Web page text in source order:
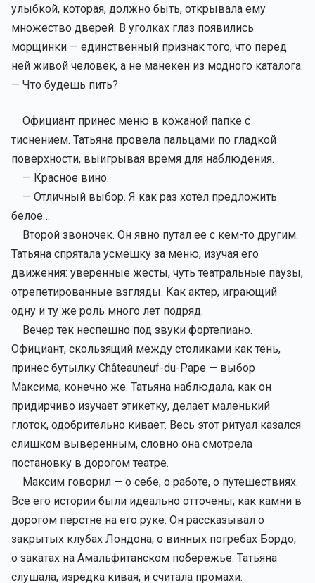
улыбкой, которая, должно быть, открывала ему
множество дверей. В уголках глаз появились
морщинки — единственный признак того, что перед
ней живой человек, а не манекен из модного каталога.
— Что будешь пить?
Официант принес меню в кожаной папке с
тиснением. Татьяна провела пальцами по гладкой
поверхности, выигрывая время для наблюдения.
— Красное вино.
— Отличный выбор. Я как раз хотел предложить
белое…
Второй звоночек. Он явно путал ее с кем-то другим.
Татьяна спрятала усмешку за меню, изучая его
движения: уверенные жесты, чуть театральные паузы,
отрепетированные взгляды. Как актер, играющий
одну и ту же роль много лет подряд.
Вечер тек неспешно под звуки фортепиано.
Официант, скользящий между столиками как тень,
принес бутылку Châteauneuf-du-Pape — выбор
Максима, конечно же. Татьяна наблюдала, как он
придирчиво изучает этикетку, делает маленький
глоток, одобрительно кивает. Весь этот ритуал казался
слишком выверенным, словно она смотрела
постановку в дорогом театре.
Максим говорил — о себе, о работе, о путешествиях.
Все его истории были идеально отточены, как камни в
дорогом перстне на его руке. Он рассказывал о
закрытых клубах Лондона, о винных погребах Бордо,
о закатах на Амальфитанском побережье. Татьяна
слушала, изредка кивая, и считала промахи.